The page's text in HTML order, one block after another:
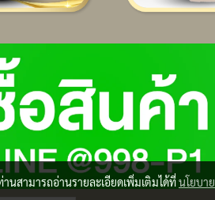
นสามารถอ่านรายละเอียดเพิ่มเติมได้ที่นโยบาย